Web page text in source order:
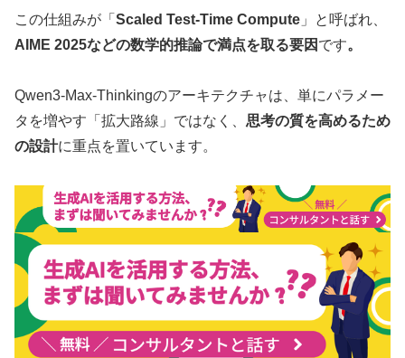
この仕組みが「 Scaled Test-Time Compute 」と呼ばれ、
AIME 2025などの数学的推論で満点を取る要因 です。
Qwen3-Max-Thinkingのアーキテクチャは、単にパラメー
タを増やす「拡大路線」ではなく、 思考の質を高めるため
の設計に重点を置いています。